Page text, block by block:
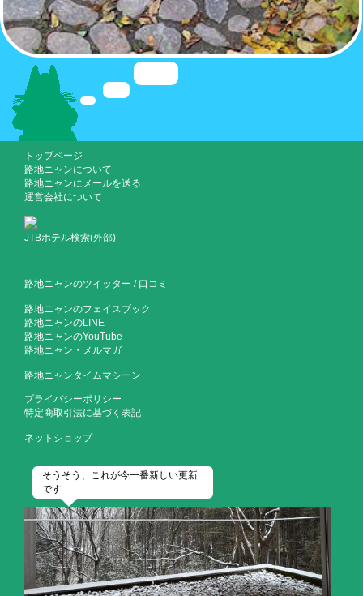
トップページ
路地ニャンについて
路地ニャンにメールを送る
運営会社について
JTBホテル検索(外部)
路地ニャンのツイッター / 口コミ
路地ニャンのフェイスブック
路地ニャンのLINE
路地ニャンのYouTube
路地ニャン・メルマガ
路地ニャンタイムマシーン
プライバシーポリシー
特定商取引法に基づく表記
ネットショップ
そうそう、これが今一番新しい更新
です